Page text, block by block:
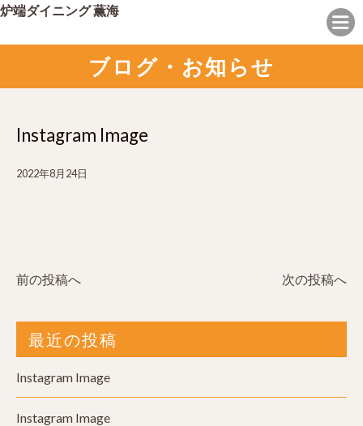
炉端ダイニング 薫海
ブログ・お知らせ
Instagram Image
2022年8月24日
前の投稿へ 次の投稿へ
最近の投稿
Instagram Image
Instagram Image